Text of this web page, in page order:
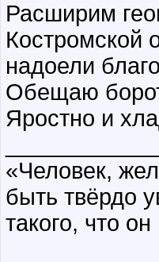
Расширим
Костромской
надоели
Обещаю
Яростно и
«Человек,
быть твёрдо
такого, что